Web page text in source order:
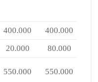
400.000
400.000
20.000
80.000
550.000 550.000